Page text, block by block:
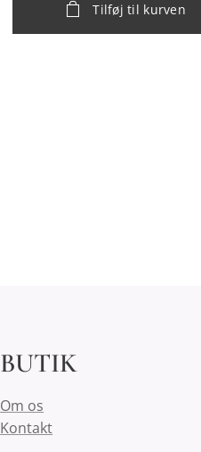
Tilføj til kurven
BUTIK
Om os
Kontakt